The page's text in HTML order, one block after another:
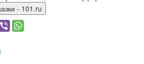
Сказки - 101.ru